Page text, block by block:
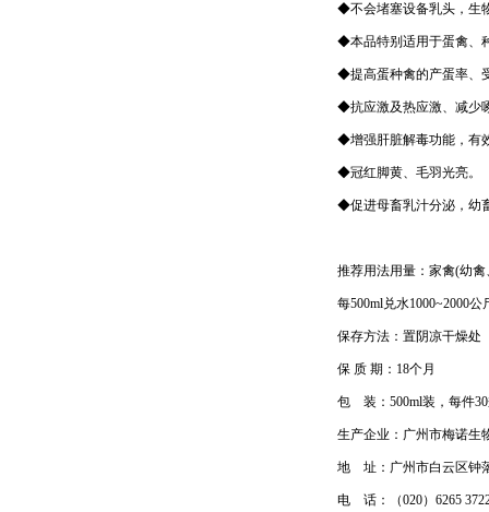
◆不会堵塞设备乳头，生
◆本品特别适用于蛋禽、
◆提高蛋种禽的产蛋率、
◆抗应激及热应激、减少
◆增强肝脏解毒功能，有
◆冠红脚黄、毛羽光亮。
◆促进母畜乳汁分泌，幼
推荐用法用量：家禽(幼
每500ml兑水1000~2000
保存方法：置阴凉干燥处
保 质 期：18个月
包 装：500ml装，每件
生产企业：广州市梅诺生
地 址：广州市白云区钟
电 话：（020）6265